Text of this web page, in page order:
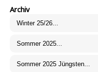
Archiv